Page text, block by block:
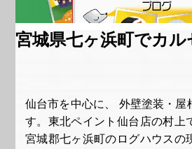
ブログ
宮城県七ヶ浜町でカル
仙台市を中心に、 外壁塗装・屋
す。東北ペイント仙台店の村上
宮城郡七ヶ浜町のログハウスの